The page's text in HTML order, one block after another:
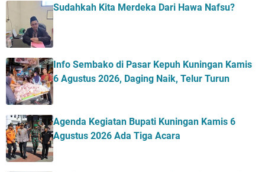
Sudahkah Kita Merdeka Dari Hawa Nafsu?
Info Sembako di Pasar Kepuh Kuningan Kamis
6 Agustus 2026, Daging Naik, Telur Turun
Agenda Kegiatan Bupati Kuningan Kamis 6
Agustus 2026 Ada Tiga Acara